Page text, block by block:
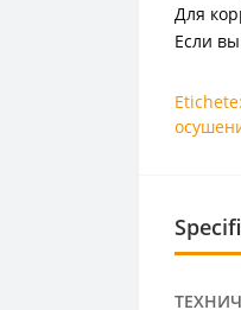
Для
Если
Etichete: